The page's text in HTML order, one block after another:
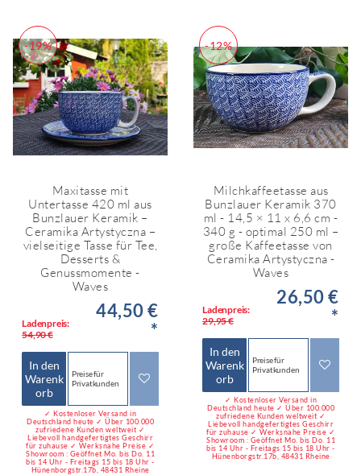
-19%
Maxitasse mit
Untertasse 420 ml aus
Bunzlauer Keramik –
Ceramika Artystyczna –
vielseitige Tasse für Tee,
Desserts &
Genussmomente -
Waves
Ladenpreis:
54,90 €
44,50 €
*
In den
Warenk
orb
Preise für
Privatkunden
✓ Kostenloser Versand in
Deutschland heute ✓ Über 100.000
zufriedene Kunden weltweit ✓
Liebevoll handgefertigtes Geschirr
für zuhause ✓ Werksnahe Preise ✓
Showroom : Geöffnet Mo. bis Do. 11
bis 14 Uhr - Freitags 15 bis 18 Uhr -
Hünenborgstr.17b, 48431 Rheine
-12%
Milchkaffeetasse aus
Bunzlauer Keramik 370
ml - 14,5 × 11 x 6,6 cm -
340 g - optimal 250 ml –
große Kaffeetasse von
Ceramika Artystyczna -
Waves
Ladenpreis:
29,95 €
26,50 €
*
In den
Warenk
orb
Preise für
Privatkunden
✓ Kostenloser Versand in
Deutschland heute ✓ Über 100.000
zufriedene Kunden weltweit ✓
Liebevoll handgefertigtes Geschirr
für zuhause ✓ Werksnahe Preise ✓
Showroom : Geöffnet Mo. bis Do. 11
bis 14 Uhr - Freitags 15 bis 18 Uhr -
Hünenborgstr.17b, 48431 Rheine